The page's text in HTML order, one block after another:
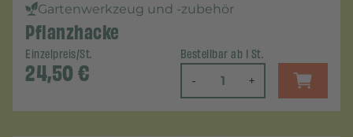
Gartenwerkzeug und -zubehör
Pflanzhacke
Einzelpreis/St.
24,50€
Bestellbar ab 1 St.
- +